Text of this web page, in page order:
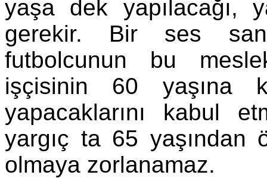
yaşa dek yapılacağı,
gerekir. Bir ses
futbolcunun bu
işçisinin 60 yaşına
yapacaklarını kabul
yargıç ta 65 yaşından
olmaya zorlanamaz.